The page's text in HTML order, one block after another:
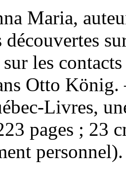
Maria,
les
Otto
Livres,
pages ; 23
personnel).